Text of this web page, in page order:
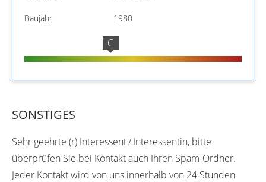
Baujahr 1980
C
SONSTIGES
Sehr geehrte (r) Interessent / Interessentin, bitte
überprüfen Sie bei Kontakt auch Ihren Spam-Ordner.
Jeder Kontakt wird von uns innerhalb von 24 Stunden